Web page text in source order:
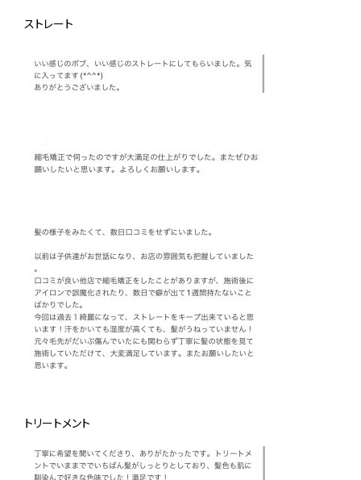
ストレート
トリートメント